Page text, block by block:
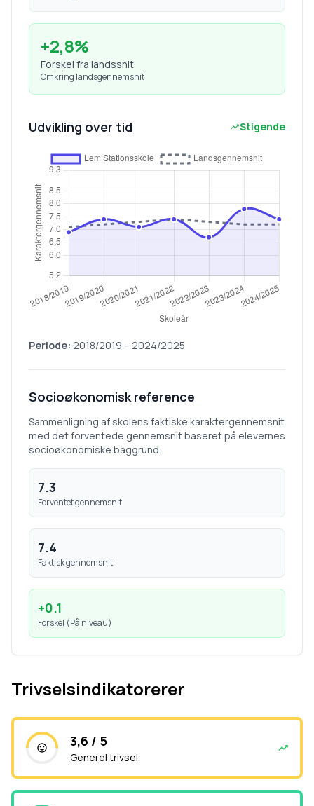
+2,8%
Forskel fra landssnit
Omkring landsgennemsnit
Udvikling over tid Stigende
Periode: 2018/2019 – 2024/2025
Socioøkonomisk reference
Sammenligning af skolens faktiske karaktergennemsnit
med det forventede gennemsnit baseret på elevernes
socioøkonomiske baggrund.
7.3
Forventet gennemsnit
7.4
Faktisk gennemsnit
+0.1
Forskel (På niveau)
Trivselsindikatorerer
3,6 / 5
Generel trivsel